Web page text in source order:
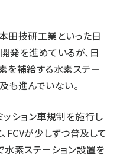
田技研工業といった日
発を進めているが、日
を補給する水素ステー
も進んでいない。
ション車規制を施行し
FCVが少しずつ普及して
素ステーション設置を